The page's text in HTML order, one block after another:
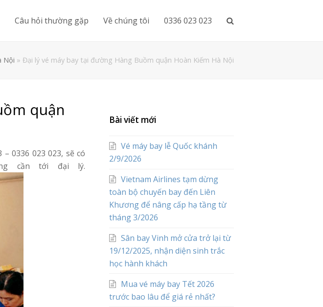
Câu hỏi thường gặp Về chúng tôi 0336 023 023
Nội » Đại lý vé máy bay tại đường Hàng Buồm quận Hoàn Kiếm Hà Nội
quận
0336 023 023, sẽ có
cần tới đại lý.
Bài viết mới
Vé máy bay lễ Quốc khánh
2/9/2026
Vietnam Airlines tạm dừng
toàn bộ chuyến bay đến Liên
Khương để nâng cấp hạ tầng từ
tháng 3/2026
Sân bay Vinh mở cửa trở lại từ
19/12/2025, nhận diện sinh trắc
học hành khách
Mua vé máy bay Tết 2026
trước bao lâu để giá rẻ nhất?